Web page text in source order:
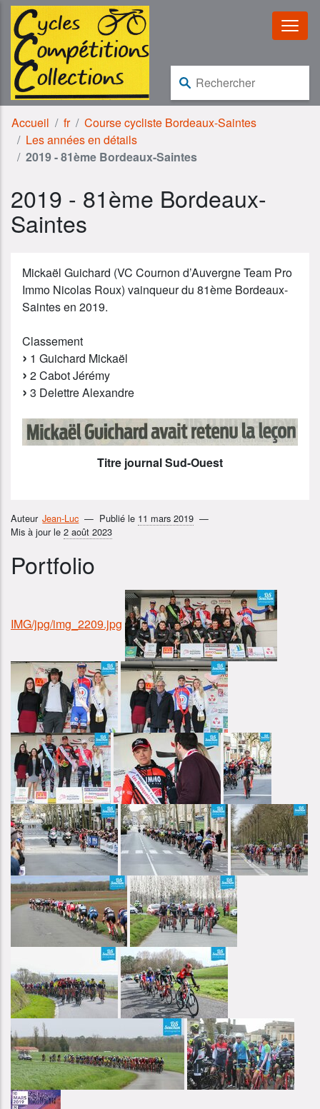
Aller au contenu
Aller à la navigation
Rechercher :
Accueil fr
Course cycliste Bordeaux-Saintes
Les années en détails
2019 - 81ème Bordeaux-Saintes
2019 - 81ème Bordeaux-
Saintes
Mickaël Guichard (VC Cournon d’Auvergne Team Pro
Immo Nicolas Roux) vainqueur du 81ème Bordeaux-
Saintes en 2019.
Classement
1 Guichard Mickaël
2 Cabot Jérémy
3 Delettre Alexandre
Titre journal Sud-Ouest
Auteur Jean-Luc Publié le 11 mars 2019
Mis à jour le 2 août 2023
Portfolio
IMG/jpg/img_2209.jpg